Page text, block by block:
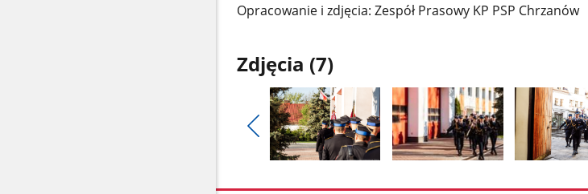
Opracowanie i zdjęcia: Zespół Prasowy KP PSP Chrzanów
Zdjęcia (7)
Pokaż
poprzednie
zdjęcie
zdjęcie
zdjęcie